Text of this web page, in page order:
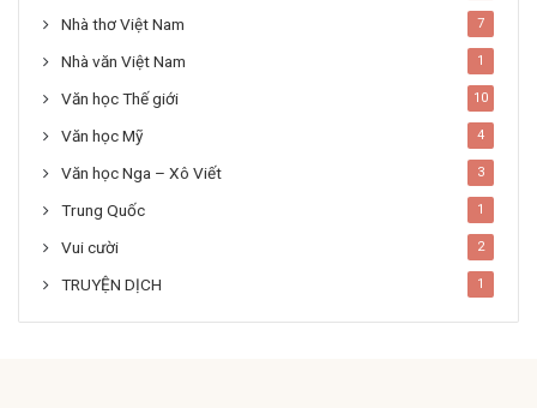
Nhà thơ Việt Nam 7
Nhà văn Việt Nam 1
Văn học Thế giới 10
Văn học Mỹ 4
Văn học Nga – Xô Viết 3
Trung Quốc 1
Vui cười 2
TRUYỆN DỊCH 1